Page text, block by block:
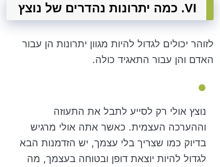
VI. כמה יתרונות נהדרים של נוצץ
לזוהר יכולים לגדול להיות מגוון יתרונות הן עבור
האדם והן עבור התאגיד כולה.
נוצץ אולי רק לסייע לתבל את התעוזה
וההערכה העצמית. כאשר אתה אולי מרגיש
בדיוק כמו שצריך בלי עצמך, יש הזדמנות הבא
לגדול להיות יוצאת דופן ובטוחה בעצמך, מה